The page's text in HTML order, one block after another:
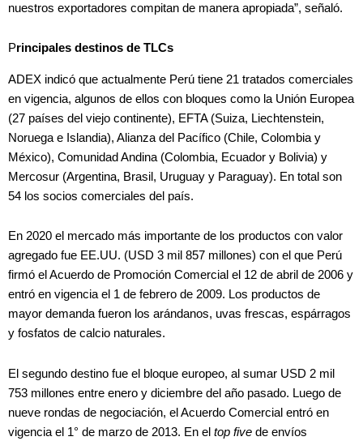
nuestros exportadores compitan de manera apropiada”, señaló.
Principales destinos de TLCs
ADEX indicó que actualmente Perú tiene 21 tratados comerciales
en vigencia, algunos de ellos con bloques como la Unión Europea
(27 países del viejo continente), EFTA (Suiza, Liechtenstein,
Noruega e Islandia), Alianza del Pacífico (Chile, Colombia y
México), Comunidad Andina (Colombia, Ecuador y Bolivia) y
Mercosur (Argentina, Brasil, Uruguay y Paraguay). En total son
54 los socios comerciales del país.
En 2020 el mercado más importante de los productos con valor
agregado fue EE.UU. (USD 3 mil 857 millones) con el que Perú
firmó el Acuerdo de Promoción Comercial el 12 de abril de 2006 y
entró en vigencia el 1 de febrero de 2009. Los productos de
mayor demanda fueron los arándanos, uvas frescas, espárragos
y fosfatos de calcio naturales.
El segundo destino fue el bloque europeo, al sumar USD 2 mil
753 millones entre enero y diciembre del año pasado. Luego de
nueve rondas de negociación, el Acuerdo Comercial entró en
vigencia el 1° de marzo de 2013. En el top five de envíos